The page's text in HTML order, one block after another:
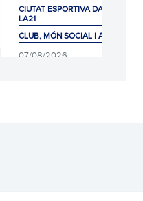
CIUTAT ESPORTIVA DANI JARQUE ·
CLUB, MÓN SOCIAL I AFICIÓ
07/08/2026